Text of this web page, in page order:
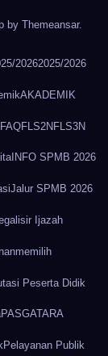
by Themeansar.
20262025/2026
AKADEMIK
FAQFLS2NFLS3N
INFO SPMB 2026
Jalur SPMB 2026
Ijazah
memilih
Peserta Didik
PASGATARA
Pelayanan Publik